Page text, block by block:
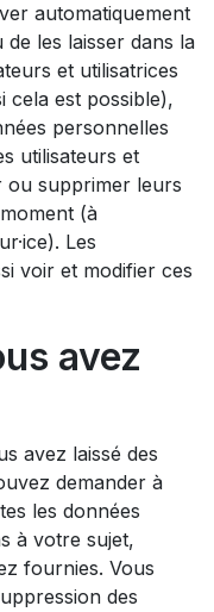
automatiquement
les laisser dans la
et utilisatrices
cela est possible),
personnelles
utilisateurs et
ou supprimer leurs
(à
Les
voir et modifier ces
avez
avez laissé des
demander à
les données
à votre sujet,
fournies. Vous
des